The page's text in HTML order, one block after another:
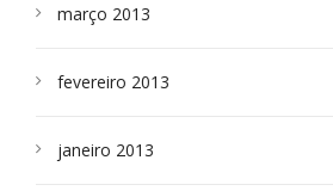
março 2013
fevereiro 2013
janeiro 2013